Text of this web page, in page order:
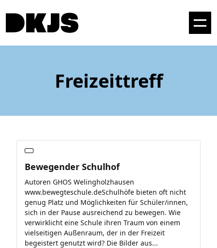
Freizeittreff
Bewegender Schulhof
Autoren GHOS Welingholzhausen
www.bewegteschule.deSchulhöfe bieten oft nicht
genug Platz und Möglichkeiten für Schüler/innen,
sich in der Pause ausreichend zu bewegen. Wie
verwirklicht eine Schule ihren Traum von einem
vielseitigen Außenraum, der in der Freizeit
begeistert genutzt wird? Die Bilder aus...